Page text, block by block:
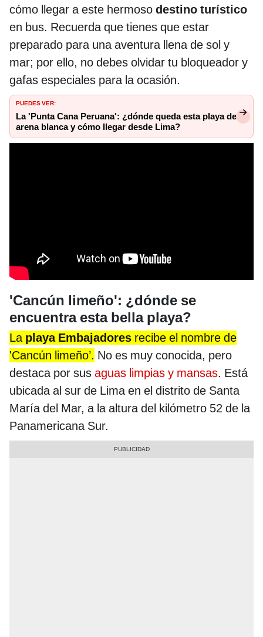
cómo llegar a este hermoso destino turístico
en bus. Recuerda que tienes que estar
preparado para una aventura llena de sol y
mar; por ello, no debes olvidar tu bloqueador y
gafas especiales para la ocasión.
PUEDES VER:
La 'Punta Cana Peruana': ¿dónde queda esta playa de
arena blanca y cómo llegar desde Lima?
'Cancún limeño': ¿dónde se
encuentra esta bella playa?
La playa Embajadores recibe el nombre de
'Cancún limeño’. No es muy conocida, pero
destaca por sus aguas limpias y mansas. Está
ubicada al sur de Lima en el distrito de Santa
María del Mar, a la altura del kilómetro 52 de la
Panamericana Sur.